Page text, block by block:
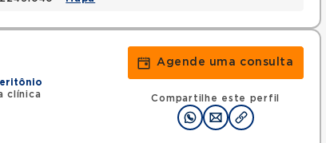
clínica
Agende uma consulta
Compartilhe este perfil